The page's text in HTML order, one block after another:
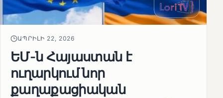
ԱՊՐԻԼԻ 22, 2026
ԵՄ-ն Հայաստան է
ուղարկում նոր
քաղաքացիական